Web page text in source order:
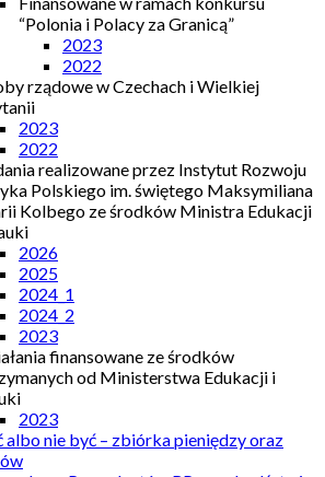
“Polonia i Polacy za Granicą”
2023
2022
rządowe w Czechach i Wielkiej
2023
2022
realizowane przez Instytut Rozwoju
Polskiego im. świętego Maksymiliana
Kolbego ze środków Ministra Edukacji
2026
2025
2024_1
2024_2
2023
finansowane ze środków
od Ministerstwa Edukacji i
2023
albo nie być – zbiórka pieniędzy oraz